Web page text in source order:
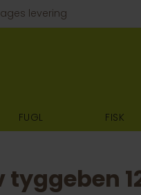
levering
FUGL FISK